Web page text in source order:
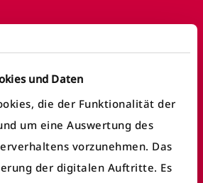
und Daten
die der Funktionalität der
um eine Auswertung des
vorzunehmen. Das
der digitalen Auftritte. Es